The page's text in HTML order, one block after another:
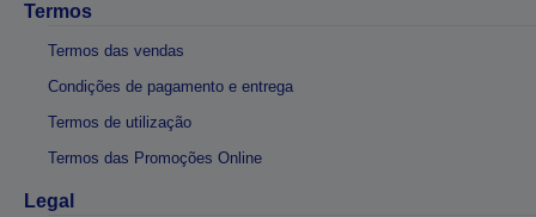
Termos
Termos das vendas
Condições de pagamento e entrega
Termos de utilização
Termos das Promoções Online
Legal